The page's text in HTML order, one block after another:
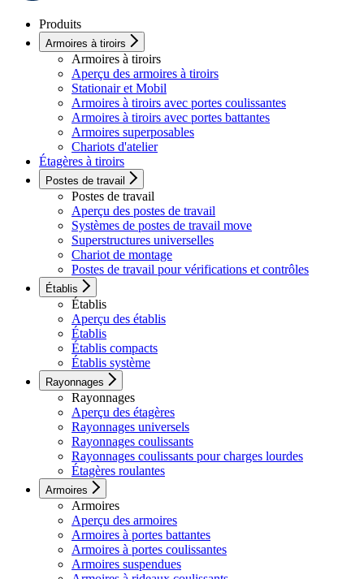
Produits
Armoires à tiroirs
Armoires à tiroirs
Aperçu des armoires à tiroirs
Stationair et Mobil
Armoires à tiroirs avec portes coulissantes
Armoires à tiroirs avec portes battantes
Armoires superposables
Chariots d'atelier
Étagères à tiroirs
Postes de travail
Postes de travail
Aperçu des postes de travail
Systèmes de postes de travail move
Superstructures universelles
Chariot de montage
Postes de travail pour vérifications et contrôles
Établis
Établis
Aperçu des établis
Établis
Établis compacts
Établis système
Rayonnages
Rayonnages
Aperçu des étagères
Rayonnages universels
Rayonnages coulissants
Rayonnages coulissants pour charges lourdes
Étagères roulantes
Armoires
Armoires
Aperçu des armoires
Armoires à portes battantes
Armoires à portes coulissantes
Armoires suspendues